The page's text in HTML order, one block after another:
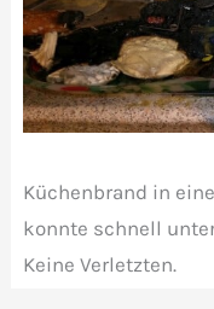
Küchenbrand in
konnte schnell
Keine Verletzten.